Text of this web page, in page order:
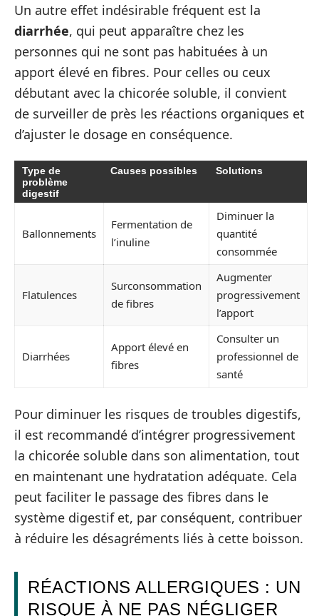
Un autre effet indésirable fréquent est la
diarrhée, qui peut apparaître chez les
personnes qui ne sont pas habituées à un
apport élevé en fibres. Pour celles ou ceux
débutant avec la chicorée soluble, il convient
de surveiller de près les réactions organiques et
d’ajuster le dosage en conséquence.
Type de
problème
digestif
Causes possibles Solutions
Ballonnements
Fermentation de
l’inuline
Diminuer la
quantité
consommée
Flatulences
Surconsommation
de fibres
Augmenter
progressivement
l’apport
Diarrhées
Apport élevé en
fibres
Consulter un
professionnel de
santé
Pour diminuer les risques de troubles digestifs,
il est recommandé d’intégrer progressivement
la chicorée soluble dans son alimentation, tout
en maintenant une hydratation adéquate. Cela
peut faciliter le passage des fibres dans le
système digestif et, par conséquent, contribuer
à réduire les désagréments liés à cette boisson.
RÉACTIONS ALLERGIQUES : UN
RISQUE À NE PAS NÉGLIGER